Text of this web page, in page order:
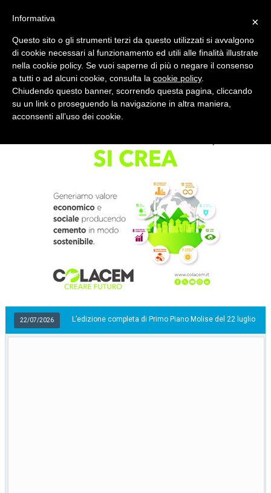
Quotidiano d'informazione distribuito in Molise con
L’edizione completa di Primo Piano Molise del 22 luglio 22/07/
×
Informativa
Questo sito o gli strumenti terzi da questo utilizzati si avvalgono
di cookie necessari al funzionamento ed utili alle finalità illustrate
nella cookie policy. Se vuoi saperne di più o negare il consenso
a tutti o ad alcuni cookie, consulta la cookie policy.
Chiudendo questo banner, scorrendo questa pagina, cliccando
su un link o proseguendo la navigazione in altra maniera,
acconsenti all’uso dei cookie.